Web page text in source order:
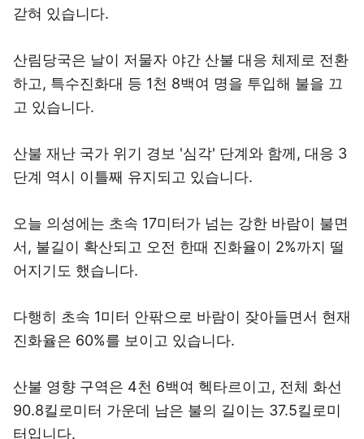
갇혀 있습니다.
산림당국은 날이 저물자 야간 산불 대응 체제로 전환
하고, 특수진화대 등 1천 8백여 명을 투입해 불을 끄
고 있습니다.
산불 재난 국가 위기 경보 '심각' 단계와 함께, 대응 3
단계 역시 이틀째 유지되고 있습니다.
오늘 의성에는 초속 17미터가 넘는 강한 바람이 불면
서, 불길이 확산되고 오전 한때 진화율이 2%까지 떨
어지기도 했습니다.
다행히 초속 1미터 안팎으로 바람이 잦아들면서 현재
진화율은 60%를 보이고 있습니다.
산불 영향 구역은 4천 6백여 헥타르이고, 전체 화선
90.8킬로미터 가운데 남은 불의 길이는 37.5킬로미
터입니다.